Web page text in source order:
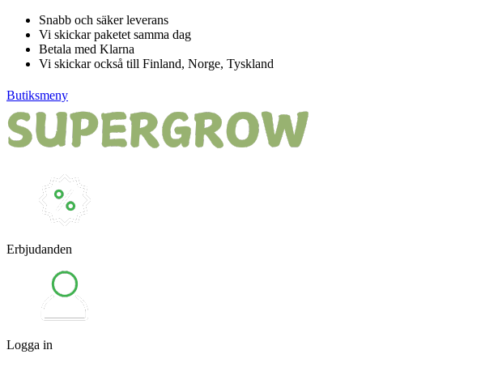
Hoppa
innehåll
Snabb och säker leverans
Vi skickar paketet samma dag
Betala med Klarna
Vi skickar också till Finland, Norge, Tyskland
Butiksmeny
Erbjudanden
Logga in